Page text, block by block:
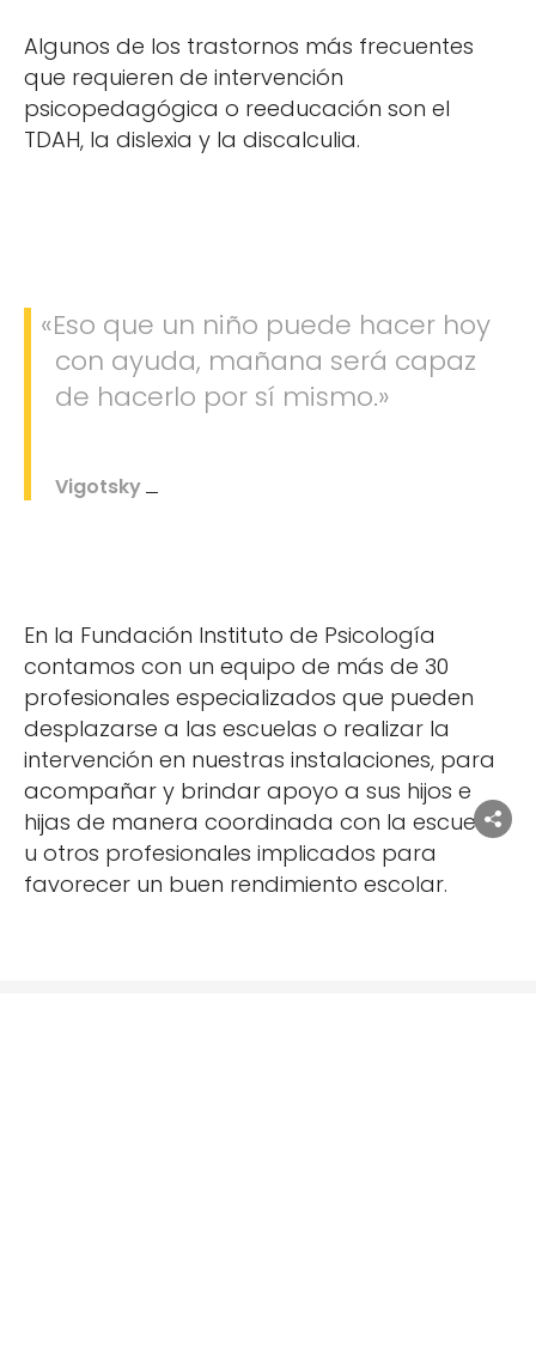
Algunos de los trastornos más frecuentes
que requieren de intervención
psicopedagógica o reeducación son el
TDAH, la dislexia y la discalculia.
«Eso que un niño puede hacer hoy
con ayuda, mañana será capaz
de hacerlo por sí mismo.»
Vigotsky
En la Fundación Instituto de Psicología
contamos con un equipo de más de 30
profesionales especializados que pueden
desplazarse a las escuelas o realizar la
intervención en nuestras instalaciones, para
acompañar y brindar apoyo a sus hijos e
hijas de manera coordinada con la escuela
u otros profesionales implicados para
favorecer un buen rendimiento escolar.